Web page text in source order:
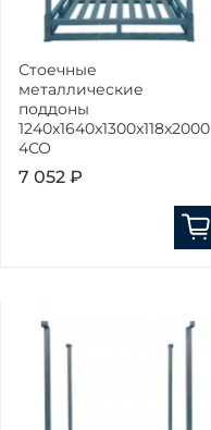
Стоечные
металлические
поддоны
1240x1640x1300x118x2000
4СО
7 052 ₽